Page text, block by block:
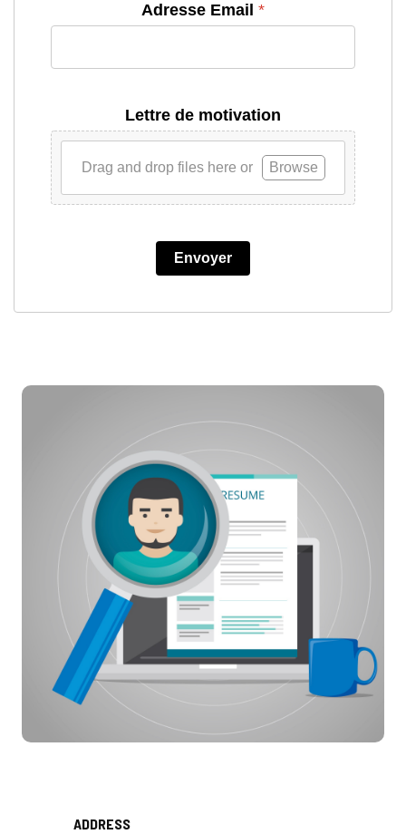
Adresse Email *
Lettre de motivation
Drag and drop files here or Browse
Envoyer
ADDRESS